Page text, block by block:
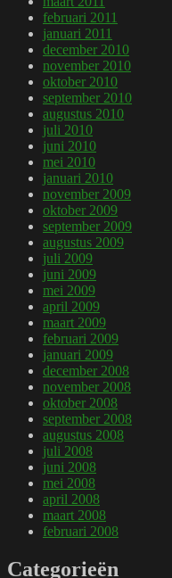
februari 2011
januari 2011
december 2010
november 2010
oktober 2010
september 2010
augustus 2010
juli 2010
juni 2010
mei 2010
januari 2010
november 2009
oktober 2009
september 2009
augustus 2009
juli 2009
juni 2009
mei 2009
april 2009
maart 2009
februari 2009
januari 2009
december 2008
november 2008
oktober 2008
september 2008
augustus 2008
juli 2008
juni 2008
mei 2008
april 2008
maart 2008
februari 2008
Categorieën